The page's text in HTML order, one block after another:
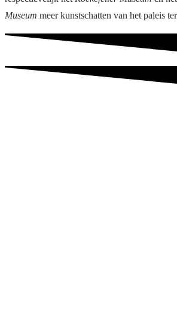
Museum meer kunstschatten van het paleis